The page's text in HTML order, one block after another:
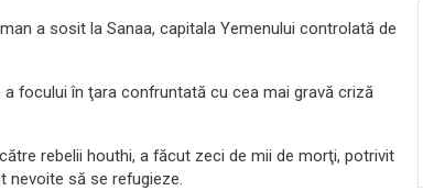
a sosit la Sanaa, capitala Yemenului controlată de
focului în ţara confruntată cu cea mai gravă criză
rebelii houthi, a făcut zeci de mii de morţi, potrivit
nevoite să se refugieze.